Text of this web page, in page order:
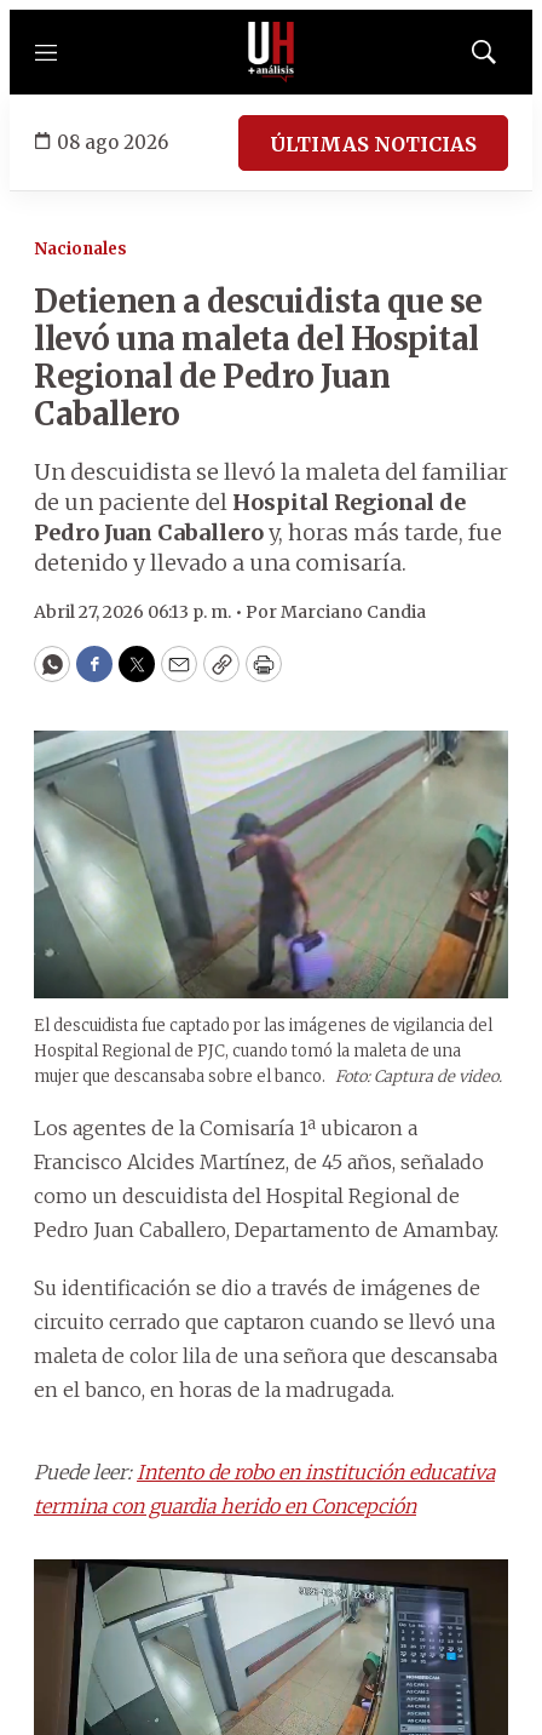
Menú
Mostrar
08 ago 2026 ÚLTIMAS NOTICIAS
Nacionales
Detienen a descuidista que se
llevó una maleta del Hospital
Regional de Pedro Juan
Caballero
Un descuidista se llevó la maleta del familiar
de un paciente del Hospital Regional de
Pedro Juan Caballeroy, horas más tarde, fue
detenido y llevado a una comisaría.
Abril 27, 2026 06:13 p. m. • PorMarciano Candia
WhatsApp
Facebook
Twitter
EmailCopyPrint
El descuidista fue captado por las imágenes de vigilancia del
Hospital Regional de PJC, cuando tomó la maleta de una
mujer que descansaba sobre el banco. Foto: Captura de video.
Los agentes de la Comisaría 1ª ubicaron a
Francisco Alcides Martínez, de 45 años, señalado
como un descuidista del Hospital Regional de
Pedro Juan Caballero, Departamento de Amambay.
Su identificación se dio a través de imágenes de
circuito cerrado que captaron cuando se llevó una
maleta de color lila de una señora que descansaba
en el banco, en horas de la madrugada.
Puede leer: Intento de robo en institución educativa
termina con guardia herido en Concepción